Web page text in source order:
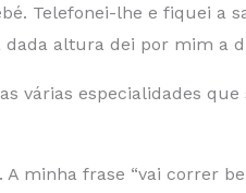
Telefonei-lhe e fiquei a
altura dei por mim a
várias especialidades
minha frase “vai correr